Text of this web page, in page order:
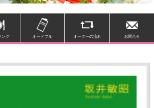
ング オードブル オーダーの流れ お問合せ